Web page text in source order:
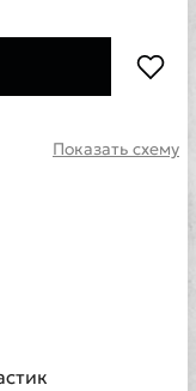
Показать схему